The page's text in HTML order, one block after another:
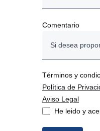
Coahuila
Durango
Guanajuato
Financiamiento
Otro
Comentario
Términos y
Política de
Aviso Legal
He leido y